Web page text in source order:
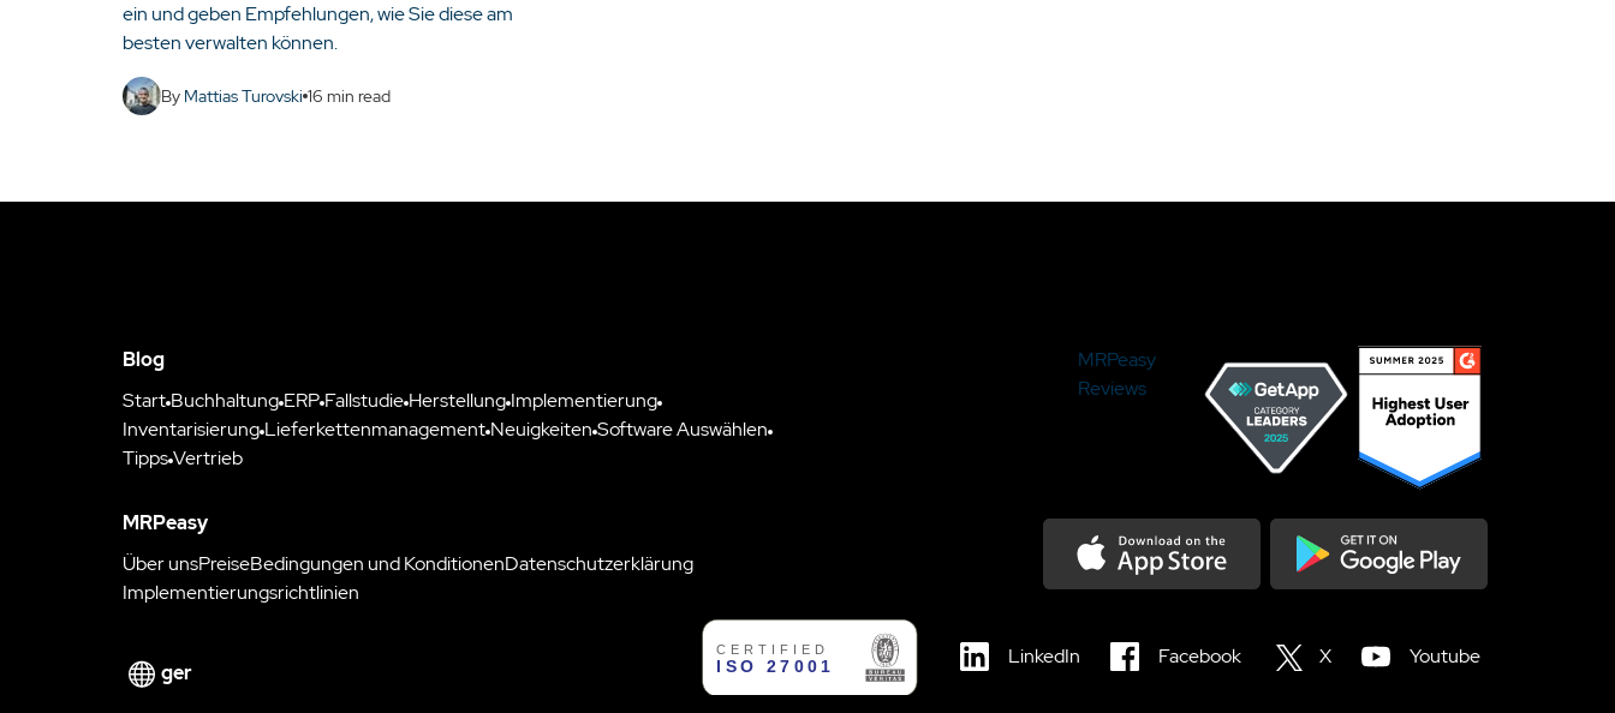
ein und geben Empfehlungen, wie Sie diese am
besten verwalten können.
By Mattias Turovski 16 min read
Blog
Start Buchhaltung ERP Fallstudie Herstellung Implementierung
Inventarisierung Lieferkettenmanagement Neuigkeiten Software Auswählen
TippsVertrieb
MRPeasy
Über unsPreiseBedingungen und KonditionenDatenschutzerklärung
Implementierungsrichtlinien
MRPeasy
Reviews
ger
LinkedIn Facebook X Youtube